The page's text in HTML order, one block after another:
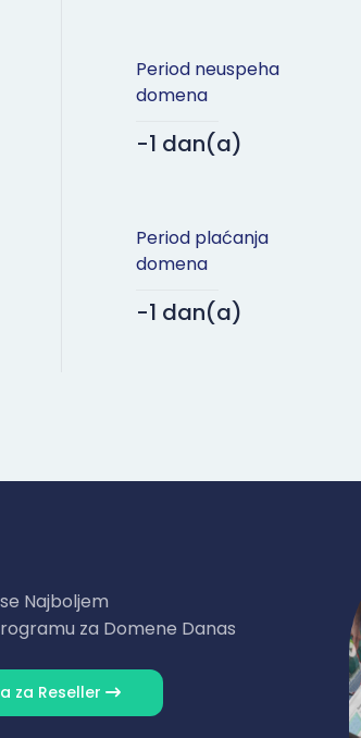
Period neuspeha
domena
-1 dan(a)
Period plaćanja
domena
-1 dan(a)
Najboljem
za Domene Danas
za Reseller